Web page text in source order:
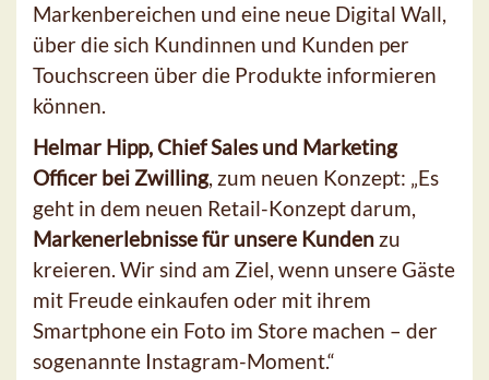
Markenbereichen und eine neue Digital Wall,
über die sich Kundinnen und Kunden per
Touchscreen über die Produkte informieren
können.
Helmar Hipp, Chief Sales und Marketing
Officer bei Zwilling, zum neuen Konzept: „Es
geht in dem neuen Retail-Konzept darum,
Markenerlebnisse für unsere Kunden zu
kreieren. Wir sind am Ziel, wenn unsere Gäste
mit Freude einkaufen oder mit ihrem
Smartphone ein Foto im Store machen – der
sogenannte Instagram-Moment.“